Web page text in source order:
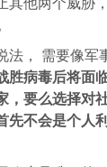
法， 需要像军
胜病毒后将面
，要么选择对
先不会是个人